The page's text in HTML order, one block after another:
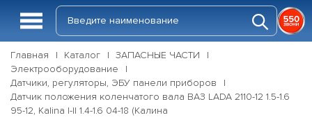
Главная Каталог
ЗАПАСНЫЕ ЧАСТИ
Электрооборудование
Датчики, регуляторы, ЭБУ панели приборов
Датчик положения коленчатого вала ВАЗ LADA 2110-12 1.5-1.6
95-12, Kalina I-II 1.4-1.6 04-18 (Калина